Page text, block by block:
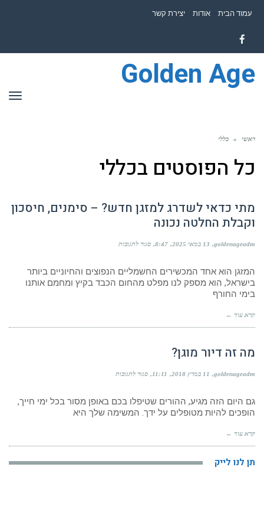
לתוכןעמוד הבית אודות יצירת קשר
Facebook
Golden Age
ראשי » כללי
כל הפוסטים בכללי
מתי כדאי לשדרג למזגן חדש? – סימנים, חיסכון
וקבלת החלטה נכונה
goldenageadm 13 במאי 2025 8:47 סגור לתגובות
לשדרג
חדש?
המזגן הוא אחד המכשירים החשמליים הנפוצים והחיוניים ביותר
בישראל, הוא מספק לנו מפלט מהחום הכבד בקיץ ומחמם אותנו
בימי החורף
קרא עוד ←
מה זה דיור מוגן?
goldenageadm 11 במרץ 2018 11:11 סגור לתגובות
דיור
גם היום הזה מגיע, ההורים שטיפלו בכם באופן מסור בכל ימי חייך,
הופכים להיות מטופלים על ידך. המשימה שלך היא
קרא עוד ←
תן לנו לייק